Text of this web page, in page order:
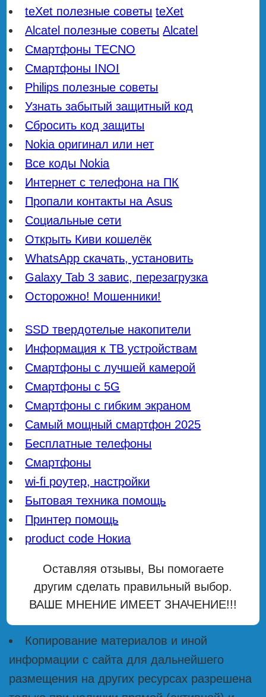
teXet полезные советы teXet
Alcatel полезные советы Alcatel
Смартфоны TECNO
Смартфоны INOI
Philips полезные советы
Узнать забытый защитный код
Сбросить код защиты
Nokia оригинал или нет
Все коды Nokia
Интернет с телефона на ПК
Пропали контакты на Asus
Социальные сети
Открыть Киви кошелёк
WhatsApp скачать, установить
Galaxy Tab 3 завис, перезагрузка
Осторожно! Мошенники!
SSD твердотелые накопители
Информация к ТВ устройствам
Смартфоны с лучшей камерой
Смартфоны с 5G
Смартфоны с гибким экраном
Самый мощный смартфон 2025
Бесплатные телефоны
Смартфоны
wi-fi роутер, настройки
Бытовая техника помощь
Принтер помощь
product code Нокиа
Оставляя отзывы, Вы помогаете
другим сделать правильный выбор.
ВАШЕ МНЕНИЕ ИМЕЕТ ЗНАЧЕНИЕ!!!
Копирование материалов и иной
информации с сайта для дальнейшего
размещения на других ресурсах разрешена